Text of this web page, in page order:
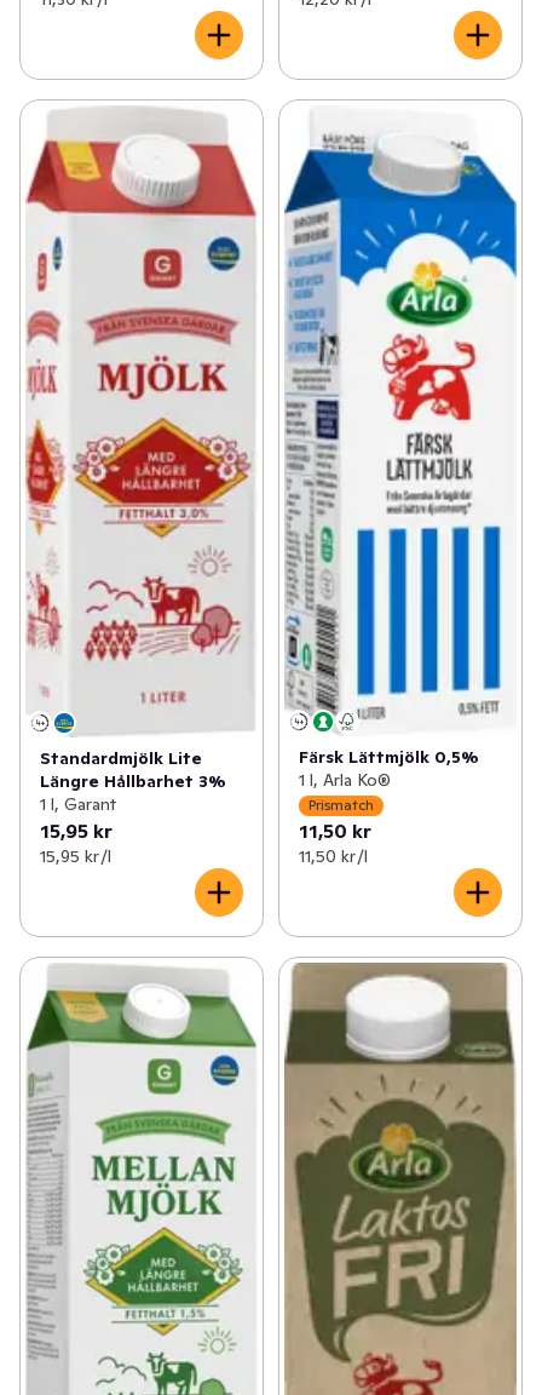
Standardmjölk Lite
Längre Hållbarhet 3%
1 l, Garant
15,95 kr
15,95 kr /l
Färsk Lättmjölk 0,5%
1 l, Arla Ko®
Prismatch
11,50 kr
11,50 kr /l